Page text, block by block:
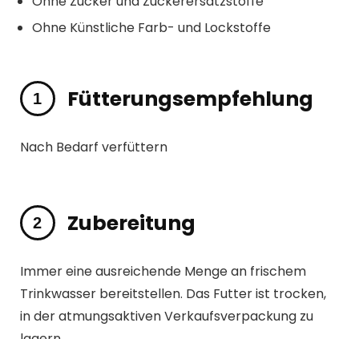
Ohne Künstliche Farb- und Lockstoffe
Fütterungsempfehlung
Nach Bedarf verfüttern
Zubereitung
Immer eine ausreichende Menge an frischem
Trinkwasser bereitstellen. Das Futter ist trocken,
in der atmungsaktiven Verkaufsverpackung zu